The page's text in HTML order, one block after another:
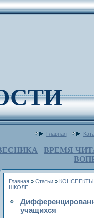
Главная
ВРЕМЯ
Главная » Статьи »
ШКОЛЕ
учащихся